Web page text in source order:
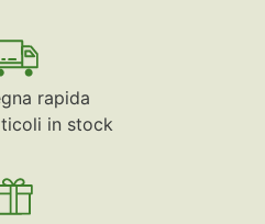
rapida
in stock